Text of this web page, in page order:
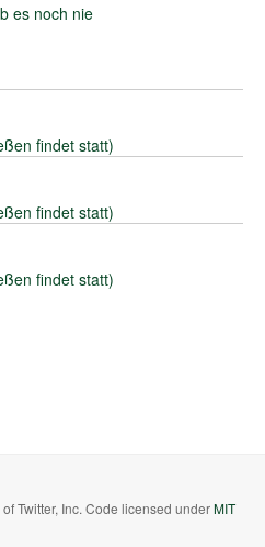
es noch nie
findet statt)
findet statt)
findet statt)
Twitter, Inc. Code licensed underMIT